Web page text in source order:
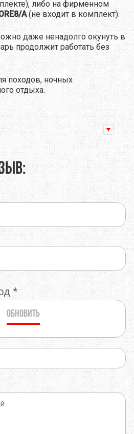
либо на фирменном
A(не входит в комплект).
даже ненадолго окунуть в
продолжит работать без
походов, ночных
отдыха.
*
Обновить